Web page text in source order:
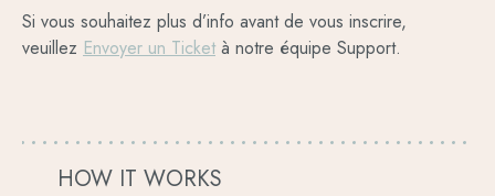
Si vous souhaitez plus d’info avant de vous inscrire,
veuillez Envoyer un Ticket à notre équipe Support.
HOW IT WORKS